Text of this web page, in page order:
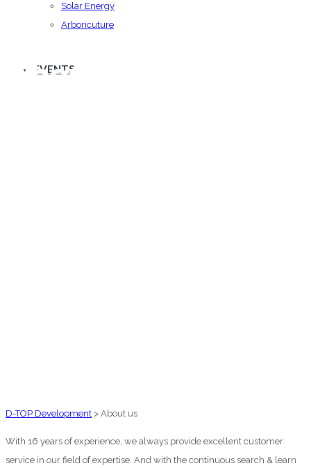
Solar Energy
Arboricuture
EVENTS
About Us
D-TOP Development > About us
With 16 years of experience, we always provide excellent customer
service in our field of expertise. And with the continuous search & learn